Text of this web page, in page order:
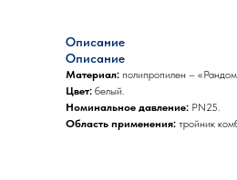
Описание
Описание
Материал: полипропилен –
Цвет: белый.
Номинальное давление: PN25.
Область применения: тройник